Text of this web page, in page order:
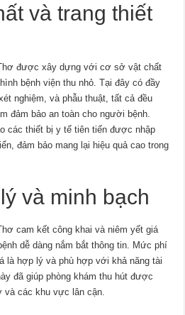
và trang thiết
được xây dựng với cơ sở vật chất
bệnh viện thu nhỏ. Tại đây có đầy
nghiệm, và phẫu thuật, tất cả đều
đảm bảo an toàn cho người bệnh.
các thiết bị y tế tiên tiến được nhập
đảm bảo mang lại hiệu quả cao trong
và minh bạch
cam kết công khai và niêm yết giá
dễ dàng nắm bắt thông tin. Mức phí
là hợp lý và phù hợp với khả năng tài
đã giúp phòng khám thu hút được
và các khu vực lân cận.